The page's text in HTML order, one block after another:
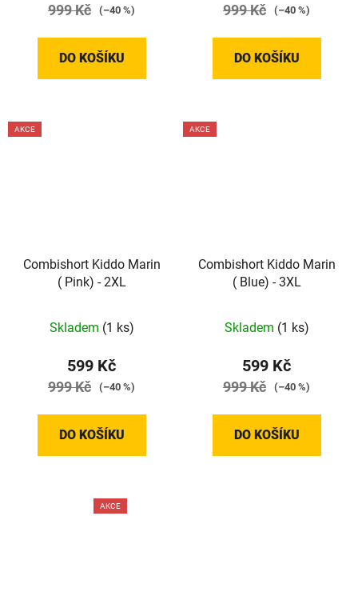
999 Kč (–40 %)
DO KOŠÍKU
999 Kč (–40 %)
DO KOŠÍKU
AKCE
Combishort Kiddo Marin
( Pink) - 2XL
Skladem (1 ks)
599 Kč
999 Kč (–40 %)
DO KOŠÍKU
AKCE
Combishort Kiddo Marin
( Blue) - 3XL
Skladem (1 ks)
599 Kč
999 Kč (–40 %)
DO KOŠÍKU
AKCE